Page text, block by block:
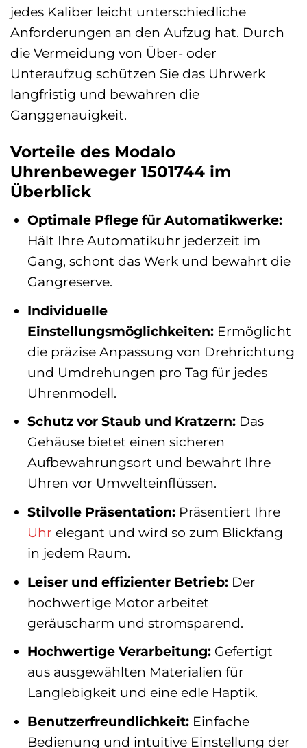
jedes Kaliber leicht unterschiedliche
Anforderungen an den Aufzug hat. Durch
die Vermeidung von Über- oder
Unteraufzug schützen Sie das Uhrwerk
langfristig und bewahren die
Ganggenauigkeit.
Vorteile des Modalo
Uhrenbeweger 1501744 im
Überblick
Optimale Pflege für Automatikwerke:
Hält Ihre Automatikuhr jederzeit im
Gang, schont das Werk und bewahrt die
Gangreserve.
Individuelle
Einstellungsmöglichkeiten:Ermöglicht
die präzise Anpassung von Drehrichtung
und Umdrehungen pro Tag für jedes
Uhrenmodell.
Schutz vor Staub und Kratzern:Das
Gehäuse bietet einen sicheren
Aufbewahrungsort und bewahrt Ihre
Uhren vor Umwelteinflüssen.
Stilvolle Präsentation:Präsentiert Ihre
Uhr elegant und wird so zum Blickfang
in jedem Raum.
Leiser und effizienter Betrieb:Der
hochwertige Motor arbeitet
geräuscharm und stromsparend.
Hochwertige Verarbeitung:Gefertigt
aus ausgewählten Materialien für
Langlebigkeit und eine edle Haptik.
Benutzerfreundlichkeit:Einfache
Bedienung und intuitive Einstellung der